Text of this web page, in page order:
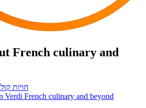
French culinary and